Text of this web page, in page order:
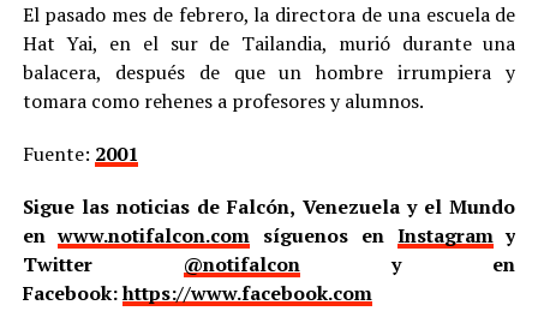
El pasado mes de febrero, la directora de una escuela de
Hat Yai, en el sur de Tailandia, murió durante una
balacera, después de que un hombre irrumpiera y
tomara como rehenes a profesores y alumnos.
Fuente: 2001
Sigue las noticias de Falcón, Venezuela y el Mundo
enwww.notifalcon.com síguenos en Instagramy
Twitter @notifalcony en
Facebook:https://www.facebook.com